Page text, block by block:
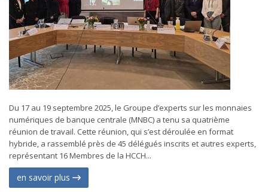
Du 17 au 19 septembre 2025, le Groupe d’experts sur les monnaies
numériques de banque centrale (MNBC) a tenu sa quatrième
réunion de travail. Cette réunion, qui s’est déroulée en format
hybride, a rassemblé près de 45 délégués inscrits et autres experts,
représentant 16 Membres de la HCCH...
en savoir plus